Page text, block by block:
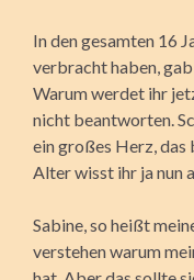
In den gesamten 16
verbracht haben, gab
Warum werdet ihr
nicht beantworten.
ein großes Herz,
Alter wisst ihr ja nun
Sabine, so heißt
verstehen warum